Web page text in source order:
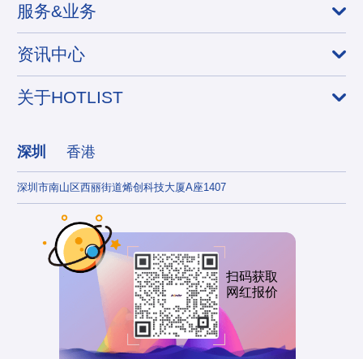
服务&业务
资讯中心
关于HOTLIST
深圳 香港
深圳市南山区西丽街道烯创科技大厦A座1407
扫码获取
网红报价